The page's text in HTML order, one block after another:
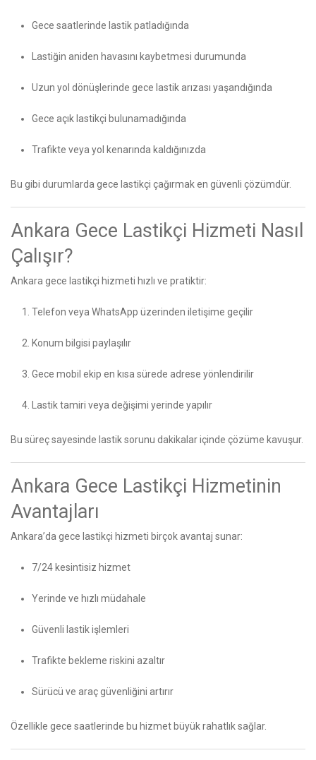
Gece saatlerinde lastik patladığında
Lastiğin aniden havasını kaybetmesi durumunda
Uzun yol dönüşlerinde gece lastik arızası yaşandığında
Gece açık lastikçi bulunamadığında
Trafikte veya yol kenarında kaldığınızda
Bu gibi durumlarda gece lastikçi çağırmak en güvenli çözümdür.
Ankara Gece Lastikçi Hizmeti Nasıl
Çalışır?
Ankara gece lastikçi hizmeti hızlı ve pratiktir:
Telefon veya WhatsApp üzerinden iletişime geçilir
Konum bilgisi paylaşılır
Gece mobil ekip en kısa sürede adrese yönlendirilir
Lastik tamiri veya değişimi yerinde yapılır
Bu süreç sayesinde lastik sorunu dakikalar içinde çözüme kavuşur.
Ankara Gece Lastikçi Hizmetinin
Avantajları
Ankara’da gece lastikçi hizmeti birçok avantaj sunar:
7/24 kesintisiz hizmet
Yerinde ve hızlı müdahale
Güvenli lastik işlemleri
Trafikte bekleme riskini azaltır
Sürücü ve araç güvenliğini artırır
Özellikle gece saatlerinde bu hizmet büyük rahatlık sağlar.